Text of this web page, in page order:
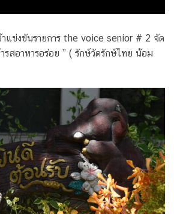
แข่งขันรายการ the voice senior # 2 จัด
รสอาหารอร่อย ” ( รักษ์วัดรักษ์ไทย น้อม